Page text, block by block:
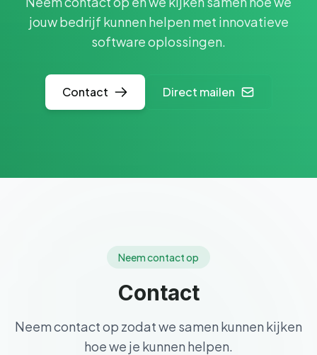
jouw bedrijf kunnen helpen met innovatieve
software oplossingen.
Contact Direct mailen
Neem contact op
Contact
Neem contact op zodat we samen kunnen kijken
hoe we je kunnen helpen.